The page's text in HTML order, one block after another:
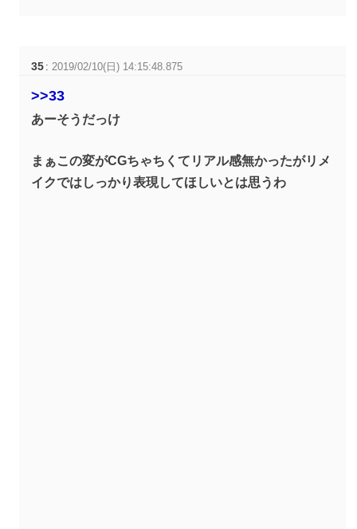
35 : 2019/02/10(日) 14:15:48.875
>>33
あーそうだっけ
まぁこの変がCGちゃちくてリアル感無かったがリメ
イクではしっかり表現してほしいとは思うわ